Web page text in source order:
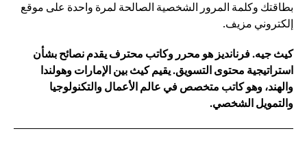
بطاقتك وكلمة المرور الشخصية الصالحة لمرة واحدة على موقع
إلكتروني مزيف.
كيث جيه. فرنانديز هو محرر وكاتب محترف يقدم نصائح بشأن
استراتيجية محتوى التسويق. يقيم كيث بين الإمارات وهولندا
والهند، وهو كاتب متخصص في عالم الأعمال والتكنولوجيا
والتمويل الشخصي.